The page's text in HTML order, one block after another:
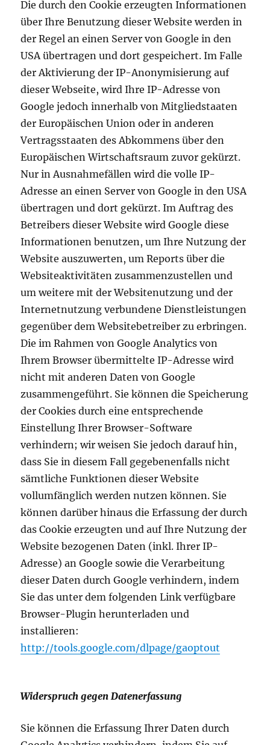
Die durch den Cookie erzeugten Informationen
über Ihre Benutzung dieser Website werden in
der Regel an einen Server von Google in den
USA übertragen und dort gespeichert. Im Falle
der Aktivierung der IP-Anonymisierung auf
dieser Webseite, wird Ihre IP-Adresse von
Google jedoch innerhalb von Mitgliedstaaten
der Europäischen Union oder in anderen
Vertragsstaaten des Abkommens über den
Europäischen Wirtschaftsraum zuvor gekürzt.
Nur in Ausnahmefällen wird die volle IP-
Adresse an einen Server von Google in den USA
übertragen und dort gekürzt. Im Auftrag des
Betreibers dieser Website wird Google diese
Informationen benutzen, um Ihre Nutzung der
Website auszuwerten, um Reports über die
Websiteaktivitäten zusammenzustellen und
um weitere mit der Websitenutzung und der
Internetnutzung verbundene Dienstleistungen
gegenüber dem Websitebetreiber zu erbringen.
Die im Rahmen von Google Analytics von
Ihrem Browser übermittelte IP-Adresse wird
nicht mit anderen Daten von Google
zusammengeführt. Sie können die Speicherung
der Cookies durch eine entsprechende
Einstellung Ihrer Browser-Software
verhindern; wir weisen Sie jedoch darauf hin,
dass Sie in diesem Fall gegebenenfalls nicht
sämtliche Funktionen dieser Website
vollumfänglich werden nutzen können. Sie
können darüber hinaus die Erfassung der durch
das Cookie erzeugten und auf Ihre Nutzung der
Website bezogenen Daten (inkl. Ihrer IP-
Adresse) an Google sowie die Verarbeitung
dieser Daten durch Google verhindern, indem
Sie das unter dem folgenden Link verfügbare
Browser-Plugin herunterladen und
installieren:
http://tools.google.com/dlpage/gaoptout
Widerspruch gegen Datenerfassung
Sie können die Erfassung Ihrer Daten durch